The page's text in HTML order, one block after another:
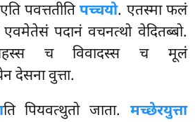
एति पवत्ततीतिपच्चयो. एतस्मा फलं
एवमेतेसं पदानं वचनत्थो वेदितब्बो.
च विवादस्स च मूलं
देसना वुत्ता.
तिपियवत्थुतो जाता. मच्छेरयुत्ता